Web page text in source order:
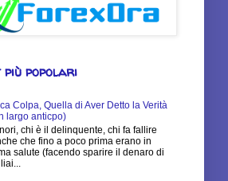
più popolari
Colpa, Quella di Aver Detto la Verità
largo anticpo)
chi è il delinquente, chi fa fallire
che fino a poco prima erano in
salute (facendo sparire il denaro di